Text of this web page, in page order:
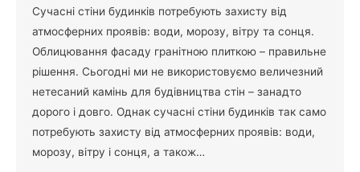
Сучасні стіни будинків потребують захисту від
атмосферних проявів: води, морозу, вітру та сонця.
Облицювання фасаду гранітною плиткою – правильне
рішення. Сьогодні ми не використовуємо величезний
нетесаний камінь для будівництва стін – занадто
дорого і довго. Однак сучасні стіни будинків так само
потребують захисту від атмосферних проявів: води,
морозу, вітру і сонця, а також…